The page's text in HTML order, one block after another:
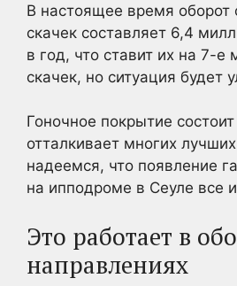
В настоящее время оборот
скачек составляет 6,4
в год, что ставит их на 7-е
скачек, но ситуация будет
Гоночное покрытие
отталкивает многих
надеемся, что появление
на ипподроме в Сеуле все
Это работает в
направлениях